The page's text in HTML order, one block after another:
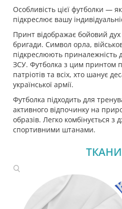
Особливість цієї футболки —
підкреслює вашу
Принт відображає бойовий дух
бригади. Символ орла,
підкреслюють приналежність
ЗСУ. Футболка з цим принтом
патріотів та всіх, хто шанує
української армії.
Футболка підходить для
активного відпочинку на
образів. Легко комбінується
спортивними штанами.